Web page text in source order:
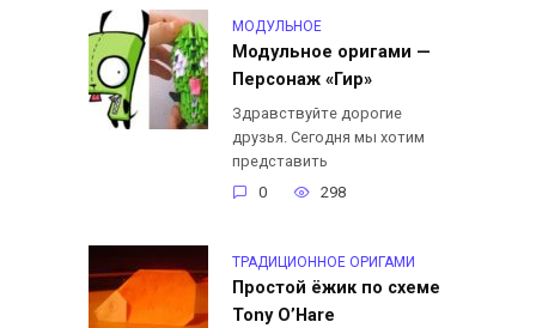
МОДУЛЬНОЕ
Модульное оригами —
Персонаж «Гир»
Здравствуйте дорогие
друзья. Сегодня мы хотим
представить
0
298
ТРАДИЦИОННОЕ ОРИГАМИ
Простой ёжик по схеме
Tony O’Hare